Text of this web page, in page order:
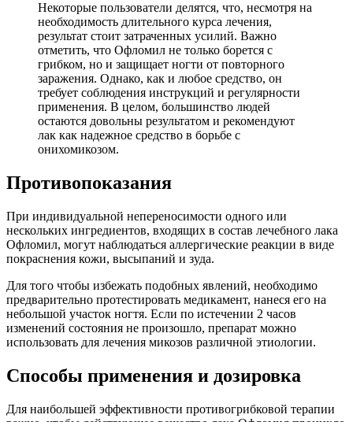
Некоторые пользователи делятся, что, несмотря на
необходимость длительного курса лечения,
результат стоит затраченных усилий. Важно
отметить, что Офломил не только борется с
грибком, но и защищает ногти от повторного
заражения. Однако, как и любое средство, он
требует соблюдения инструкций и регулярности
применения. В целом, большинство людей
остаются довольны результатом и рекомендуют
лак как надежное средство в борьбе с
онихомикозом.
Противопоказания
При индивидуальной непереносимости одного или
нескольких ингредиентов, входящих в состав лечебного лака
Офломил, могут наблюдаться аллергические реакции в виде
покраснения кожи, высыпаний и зуда.
Для того чтобы избежать подобных явлений, необходимо
предварительно протестировать медикамент, нанеся его на
небольшой участок ногтя. Если по истечении 2 часов
изменений состояния не произошло, препарат можно
использовать для лечения микозов различной этиологии.
Способы применения и дозировка
Для наибольшей эффективности противогрибковой терапии